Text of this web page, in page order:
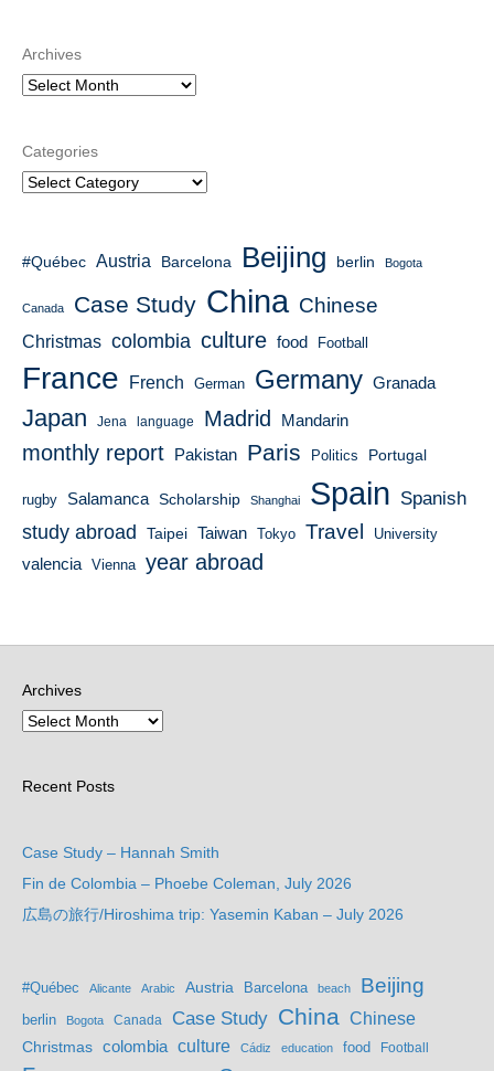
Archives
Categories
#Québec Austria Barcelona Beijing berlin Bogota
Canada Case Study China Chinese
Christmas colombia culture food Football
France French German Germany Granada
Japan Jena language Madrid Mandarin
monthly report Pakistan Paris Politics Portugal
rugby Salamanca Scholarship Shanghai Spain Spanish
study abroad
Taipei Taiwan Tokyo Travel University
valencia Vienna year abroad
Archives
Recent Posts
Case Study – Hannah Smith
Fin de Colombia – Phoebe Coleman, July 2026
広島の旅行/Hiroshima trip: Yasemin Kaban – July 2026
#Québec Alicante Arabic Austria Barcelona beach Beijing
berlin Bogota Canada Case Study China Chinese
Christmas colombia culture Cádiz education food Football